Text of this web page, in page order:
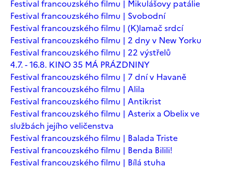
Festival francouzského filmu | Mikulášovy patálie
Festival francouzského filmu | Svobodní
Festival francouzského filmu | (K)lamač srdcí
Festival francouzského filmu | 2 dny v New Yorku
Festival francouzského filmu | 22 výstřelů
4.7. - 16.8. KINO 35 MÁ PRÁZDNINY
Festival francouzského filmu | 7 dní v Havaně
Festival francouzského filmu | Alila
Festival francouzského filmu | Antikrist
Festival francouzského filmu | Asterix a Obelix ve
službách jejího veličenstva
Festival francouzského filmu | Balada Triste
Festival francouzského filmu | Benda Bilili!
Festival francouzského filmu | Bílá stuha